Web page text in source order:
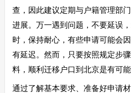
查，因此建议定期与户籍管理部
进展。万一遇到问题，不要延误
时，保持耐心，有些申请可能会
有延迟。然而，只要按照规定步
料，顺利迁移户口到北京是有可能
通过了解基本要求、准备好申请